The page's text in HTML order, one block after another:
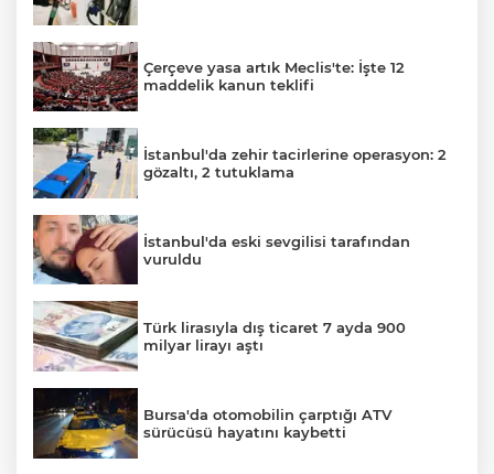
Çerçeve yasa artık Meclis'te: İşte 12
maddelik kanun teklifi
İstanbul'da zehir tacirlerine operasyon: 2
gözaltı, 2 tutuklama
İstanbul'da eski sevgilisi tarafından
vuruldu
Türk lirasıyla dış ticaret 7 ayda 900
milyar lirayı aştı
Bursa'da otomobilin çarptığı ATV
sürücüsü hayatını kaybetti